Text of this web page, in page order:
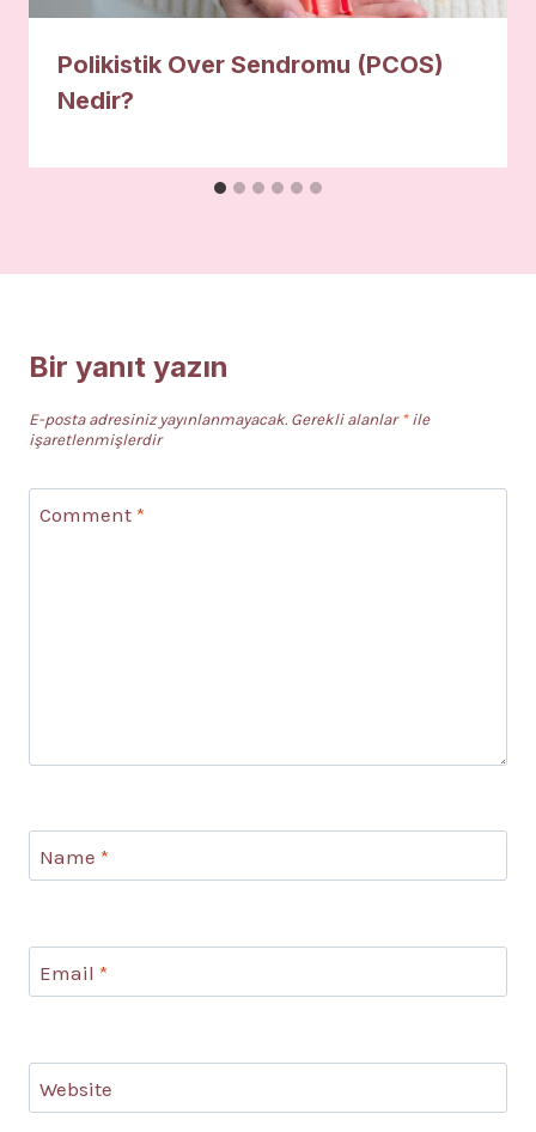
Polikistik Over Sendromu (PCOS)
Nedir?
Bir yanıt yazın
E-posta adresiniz yayınlanmayacak. Gerekli alanlar *ile
işaretlenmişlerdir
Comment *
Name *
Email *
Website